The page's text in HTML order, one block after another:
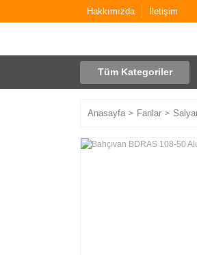
Hakkımızda İletişim
Tüm Kategoriler
Anasayfa Fanlar